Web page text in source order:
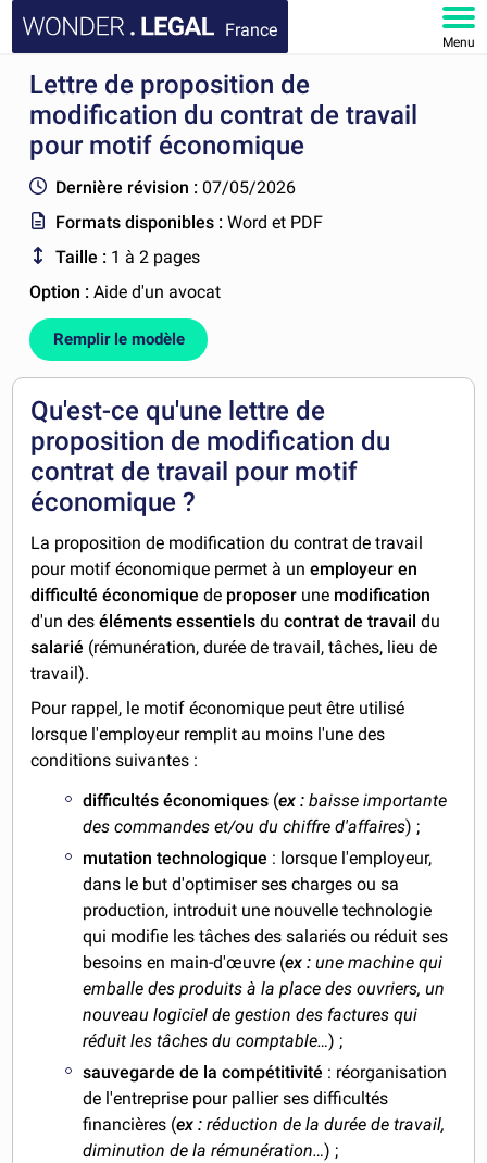
France
Menu
ACCUEIL
DOCUMENTS
FAQ
MON COMPTE
Lettre de proposition de
modification du contrat de travail
pour motif économique
Dernière révision : 07/05/2026
Formats disponibles :Word et PDF
Taille : 1 à 2 pages
Option :Aide d'un avocat
Remplir le modèle
Qu'est-ce qu'une lettre de
proposition de modification du
contrat de travail pour motif
économique ?
La proposition de modification du contrat de travail
pour motif économique permet à un employeur en
difficulté économiquede proposer une modification
d'un deséléments essentielsducontrat de travaildu
salarié (rémunération, durée de travail, tâches, lieu de
travail).
Pour rappel, le motif économique peut être utilisé
lorsque l'employeur remplit au moins l'une des
conditions suivantes :
difficultés économiques (ex :baisse importante
des commandes et/ou du chiffre d'affaires) ;
mutation technologique : lorsque l'employeur,
dans le but d'optimiser ses charges ou sa
production, introduit une nouvelle technologie
qui modifie les tâches des salariés ou réduit ses
besoins en main-d'œuvre (ex :une machine qui
emballe des produits à la place des ouvriers, un
nouveau logiciel de gestion des factures qui
réduit les tâches du comptable…) ;
sauvegarde de la compétitivité : réorganisation
de l'entreprise pour pallier ses difficultés
financières (ex :réduction de la durée de travail,
diminution de la rémunération…) ;